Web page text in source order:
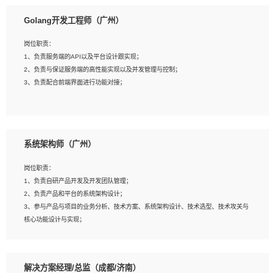
2、熟悉PostgreSQL、redis、MongoDB、ElasticSearch等开源数据库运维管理，
4、熟悉Hadoop、HBASE、Spark等大数据平台优先。
5、熟悉linux或任意一种unix操作系统，如有较强操作系统侧工作经验者优先。
6、具备丰富的项目实施经验，较强的自我学习能力。
Golang开发工程师（广州）
岗位职责：
1、负责服务端的API以及平台设计跟实现；
2、负责与保证服务端的高性能实现以及并发管理与控制；
3、负责配合前端界面进行功能对接；
2、1年以上Golang开发工作经验，能独立完成相应项目开发；
与实现，熟悉常用开源框架及设计模式；
4、熟悉Golang、连接池、消息队列等组件使用、熟悉后端开发、测试、调试流程
跟工具使用；
5、对技术有激情，喜欢钻研，能快速接受和掌握新技术，学习能力和工作责任心
强，良好的沟通表达能力和团队协作能力。
系统架构师（广州）
岗位职责：
1、负责自研产品开发及开发团队管理；
2、负责产品和平台的系统架构设计；
3、参与产品与项目的业务分析、技术方案、系统架构设计、技术选型、技术攻关与
核心功能设计与实现；
解决方案经理/总监（成都/济南）